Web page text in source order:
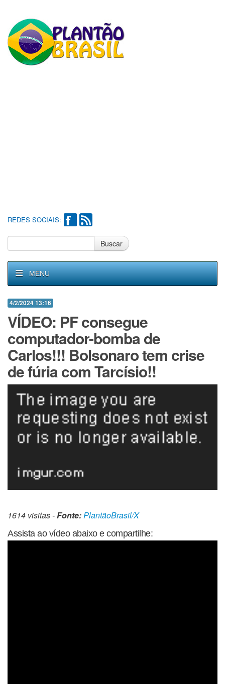
REDES SOCIAIS:
Buscar
MENU
4/2/2024 13:16
VÍDEO: PF consegue
computador-bomba de
Carlos!!! Bolsonaro tem crise
de fúria com Tarcísio!!
1614 visitas -Fonte:PlantãoBrasil/X
Assista ao vídeo abaixo e compartilhe: